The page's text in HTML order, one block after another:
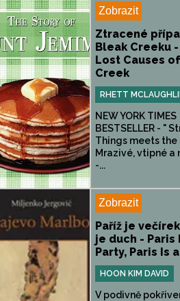
Zobrazit
Ztracené
Bleak Creeku
Lost Causes
Creek
RHETT
NEW YORK TIMES
BESTSELLER - "
Things meets the
Mrazivé, vtipné a
-...
Zobrazit
Paříž je
je duch - Paris
Party, Paris Is
HOON KIM DAVID
V podivně